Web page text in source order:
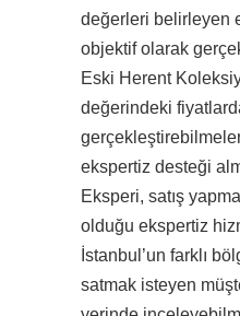
değerleri belirleyen
objektif olarak
Eski Herent
değerindeki
ekspertiz desteği
Eksperi, satış
olduğu ekspertiz
İstanbul’un farklı
satmak isteyen